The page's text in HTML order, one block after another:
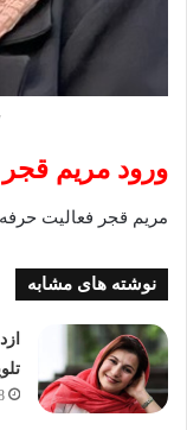
ورود مریم
مریم قجر فعالیت
نوشته های مشابه
8